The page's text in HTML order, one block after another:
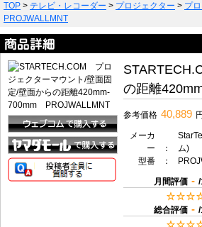
TOP > テレビ・レコーダー > プロジェクター > プ
PROJWALLMNT
の距離
参考価格 40,889
メーカ
ー
：
ム)
型番
：
月間評価 -
総合評価 -